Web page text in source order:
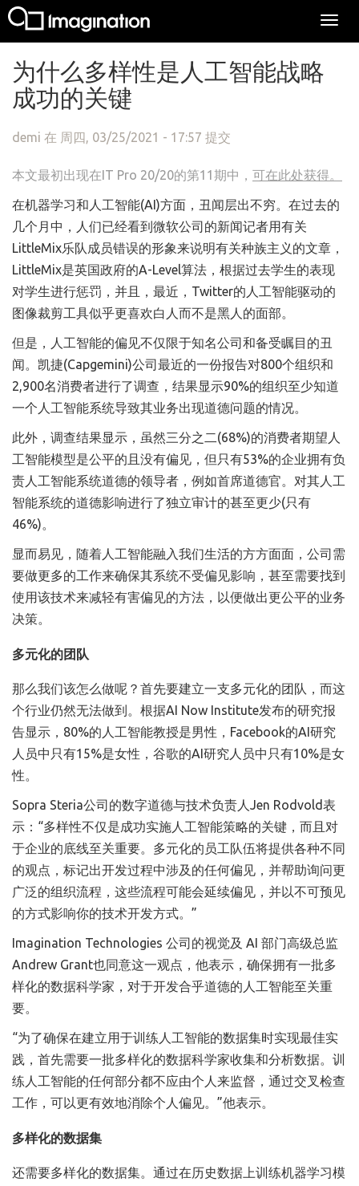
为什么多样性是人工智能战略
成功的关键
demi 在 周四, 03/25/2021 - 17:57 提交
本文最初出现在IT Pro 20/20的第11期中， 可在此处获得。
在机器学习和人工智能(AI)方面，丑闻层出不穷。在过去的
几个月中，人们已经看到微软公司的新闻记者用有关
LittleMix乐队成员错误的形象来说明有关种族主义的文章，
LittleMix是英国政府的A-Level算法，根据过去学生的表现
对学生进行惩罚，并且，最近，Twitter的人工智能驱动的
图像裁剪工具似乎更喜欢白人而不是黑人的面部。
但是，人工智能的偏见不仅限于知名公司和备受瞩目的丑
闻。凯捷(Capgemini)公司最近的一份报告对800个组织和
2,900名消费者进行了调查，结果显示90%的组织至少知道
一个人工智能系统导致其业务出现道德问题的情况。
此外，调查结果显示，虽然三分之二(68%)的消费者期望人
工智能模型是公平的且没有偏见，但只有53%的企业拥有负
责人工智能系统道德的领导者，例如首席道德官。对其人工
智能系统的道德影响进行了独立审计的甚至更少(只有
46%)。
显而易见，随着人工智能融入我们生活的方方面面，公司需
要做更多的工作来确保其系统不受偏见影响，甚至需要找到
使用该技术来减轻有害偏见的方法，以便做出更公平的业务
决策。
多元化的团队
那么我们该怎么做呢？首先要建立一支多元化的团队，而这
个行业仍然无法做到。根据AI Now Institute发布的研究报
告显示，80%的人工智能教授是男性，Facebook的AI研究
人员中只有15%是女性，谷歌的AI研究人员中只有10%是女
性。
Sopra Steria公司的数字道德与技术负责人Jen Rodvold表
示：“多样性不仅是成功实施人工智能策略的关键，而且对
于企业的底线至关重要。多元化的员工队伍将提供各种不同
的观点，标记出开发过程中涉及的任何偏见，并帮助询问更
广泛的组织流程，这些流程可能会延续偏见，并以不可预见
的方式影响你的技术开发方式。”
Imagination Technologies 公司的视觉及 AI 部门高级总监
Andrew Grant也同意这一观点，他表示，确保拥有一批多
样化的数据科学家，对于开发合乎道德的人工智能至关重
要。
“为了确保在建立用于训练人工智能的数据集时实现最佳实
践，首先需要一批多样化的数据科学家收集和分析数据。训
练人工智能的任何部分都不应由个人来监督，通过交叉检查
工作，可以更有效地消除个人偏见。”他表示。
多样化的数据集
还需要多样化的数据集。通过在历史数据上训练机器学习模